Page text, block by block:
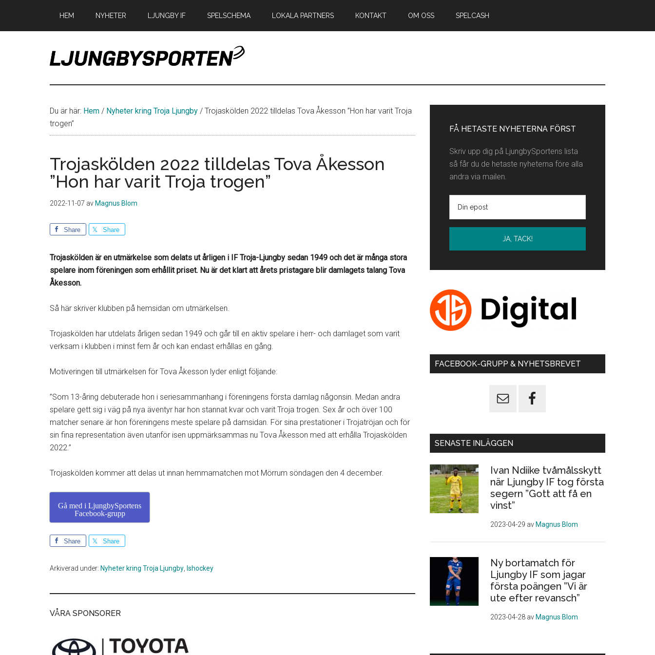
huvudinnehåll
det
sidfot
HEM NYHETER LJUNGBY IF SPELSCHEMA LOKALA PARTNERS KONTAKT OM OSS SPELCASH
LjungbySporten
Troja
Ljungby
Du är här: Hem / Nyheter kring Troja Ljungby / Trojaskölden 2022 tilldelas Tova Åkesson ”Hon har varit Troja
trogen”
Trojaskölden 2022 tilldelas Tova Åkesson
”Hon har varit Troja trogen”
2022-11-07 av Magnus Blom
Share Share
Trojaskölden är en utmärkelse som delats ut årligen i IF Troja-Ljungby sedan 1949 och det är många stora
spelare inom föreningen som erhållit priset. Nu är det klart att årets pristagare blir damlagets talang Tova
Åkesson.
Så här skriver klubben på hemsidan om utmärkelsen.
Trojaskölden har utdelats årligen sedan 1949 och går till en aktiv spelare i herr- och damlaget som varit
verksam i klubben i minst fem år och kan endast erhållas en gång.
Motiveringen till utmärkelsen för Tova Åkesson lyder enligt följande:
”Som 13-åring debuterade hon i seriesammanhang i föreningens första damlag någonsin. Medan andra
spelare gett sig i väg på nya äventyr har hon stannat kvar och varit Troja trogen. Sex år och över 100
matcher senare är hon föreningens meste spelare på damsidan. För sina prestationer i Trojatröjan och för
sin fina representation även utanför isen uppmärksammas nu Tova Åkesson med att erhålla Trojaskölden
2022.”
Trojaskölden kommer att delas ut innan hemmamatchen mot Mörrum söndagen den 4 december.
Gå med i LjungbySportens
Facebook-grupp
Share Share
Arkiverad under: Nyheter kring Troja Ljungby, Ishockey
VÅRA SPONSORER
sidofält
FÅ HETASTE NYHETERNA FÖRST
Skriv upp dig på LjungbySportens lista
så får du de hetaste nyheterna före alla
andra via mailen.
FACEBOOK-GRUPP & NYHETSBREVET
SENASTE INLÄGGEN
Ivan Ndiike tvåmålsskytt
när Ljungby IF tog första
segern ”Gott att få en
vinst”
2023-04-29 av Magnus Blom
Ny bortamatch för
Ljungby IF som jagar
första poängen ”Vi är
ute efter revansch”
2023-04-28 av Magnus Blom